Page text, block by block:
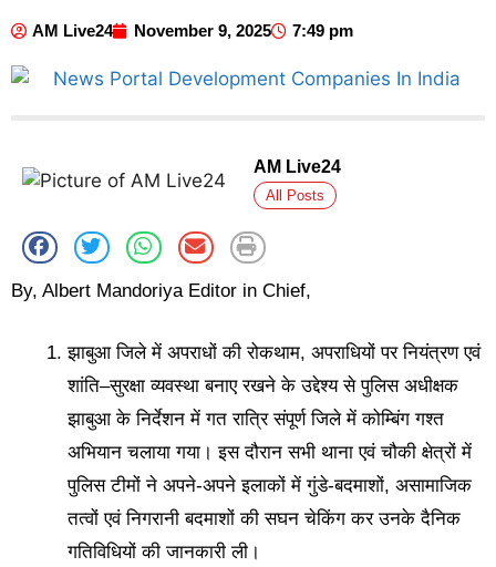
AM Live24 November 9, 2025 7:49 pm
AM Live24
All Posts
By, Albert Mandoriya Editor in Chief,
झाबुआ जिले में अपराधों की रोकथाम, अपराधियों पर नियंत्रण एवं
शांति–सुरक्षा व्यवस्था बनाए रखने के उद्देश्य से पुलिस अधीक्षक
झाबुआ के निर्देशन में गत रात्रि संपूर्ण जिले में कोम्बिंग गश्त
अभियान चलाया गया। इस दौरान सभी थाना एवं चौकी क्षेत्रों में
पुलिस टीमों ने अपने-अपने इलाकों में गुंडे-बदमाशों, असामाजिक
तत्वों एवं निगरानी बदमाशों की सघन चेकिंग कर उनके दैनिक
गतिविधियों की जानकारी ली।